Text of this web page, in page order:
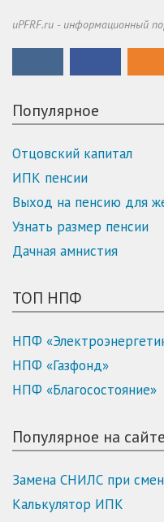
uPFRF.ru - информационный
Популярное
Отцовский капитал
ИПК пенсии
Выход на пенсию для
Узнать размер пенсии
Дачная амнистия
ТОП НПФ
НПФ
НПФ «Газфонд»
НПФ «Благосостояние»
Популярное на сайте
Замена СНИЛС при
Калькулятор ИПК